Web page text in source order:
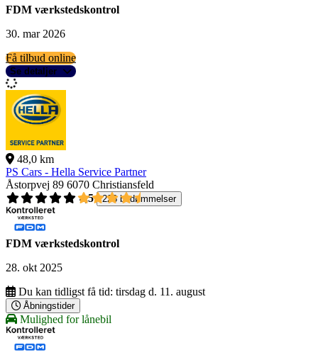
FDM værkstedskontrol
30. mar 2026
Få tilbud online
Se detaljer
48,0 km
PS Cars - Hella Service Partner
Åstorpvej 89 6070 Christiansfeld
4,5
228 bedømmelser
FDM værkstedskontrol
28. okt 2025
Du kan tidligst få tid: tirsdag d. 11. august
Åbningstider
Mulighed for lånebil